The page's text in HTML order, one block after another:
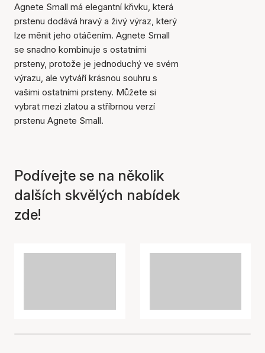
Agnete Small má elegantní křivku, která
prstenu dodává hravý a živý výraz, který
lze měnit jeho otáčením. Agnete Small
se snadno kombinuje s ostatními
prsteny, protože je jednoduchý ve svém
výrazu, ale vytváří krásnou souhru s
vašimi ostatními prsteny. Můžete si
vybrat mezi zlatou a stříbrnou verzí
prstenu Agnete Small.
Podívejte se na několik
dalších skvělých nabídek
zde!